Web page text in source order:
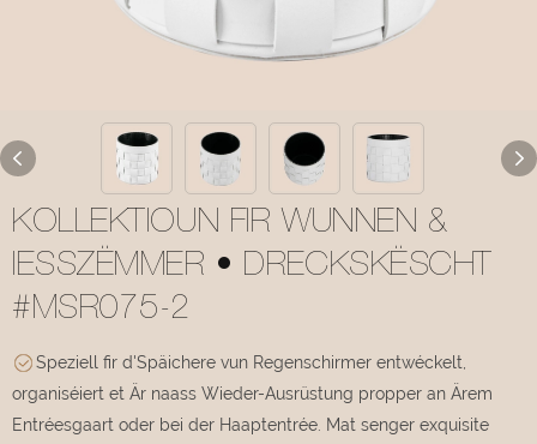
KOLLEKTIOUN FIR WUNNEN &
IESSZËMMER • DRECKSKËSCHT
#MSR075-2
Speziell fir d'Späichere vun Regenschirmer entwéckelt,
organiséiert et Är naass Wieder-Ausrüstung propper an Ärem
Entréesgaart oder bei der Haaptentrée. Mat senger exquisite